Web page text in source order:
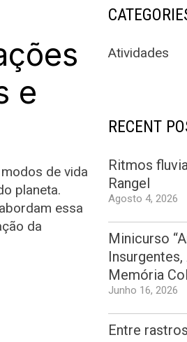
e
de vida
planeta.
essa
da
Atividades
RECENT
Ritmos
Rangel
Agosto 4, 2026
Minicurso
Memória
Junho 16, 2026
Entre